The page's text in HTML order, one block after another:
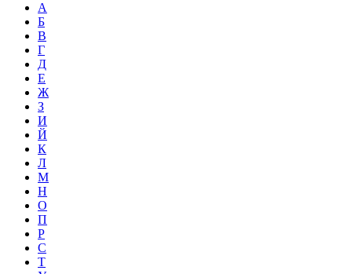
А
Б
В
Г
Д
Е
Ж
З
И
Й
К
Л
М
Н
О
П
Р
С
Т